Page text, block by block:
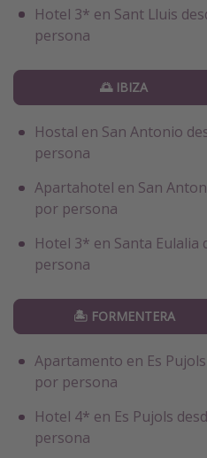
Hotel 3* en Sant Lluis
persona
🌅 IBIZA
Hostal en San Antonio
persona
Apartahotel en San
por persona
Hotel 3* en Santa Eulalia
persona
🏝️ FORMENTERA
Apartamento en Es
por persona
Hotel 4* en Es Pujols
persona